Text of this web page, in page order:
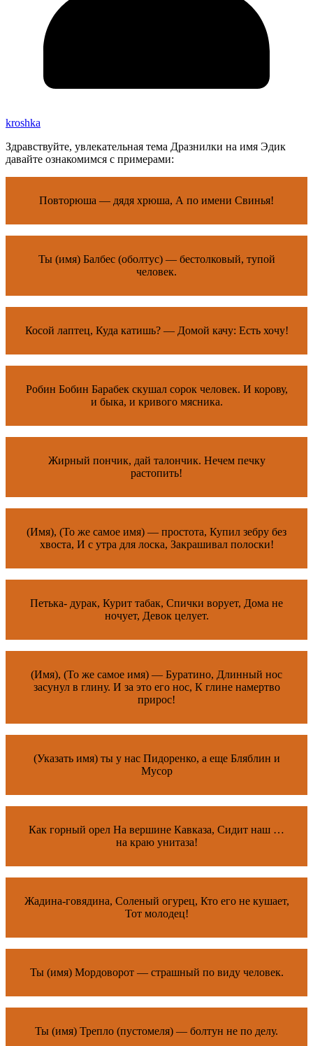
kroshka
Здравствуйте, увлекательная тема Дразнилки на имя Эдик
давайте ознакомимся с примерами:
Повторюша — дядя хрюша, А по имени Свинья!
Ты (имя) Балбес (оболтус) — бестолковый, тупой
человек.
Косой лаптец, Куда катишь? — Домой качу: Есть хочу!
Робин Бобин Барабек скушал сорок человек. И корову,
и быка, и кривого мясника.
Жирный пончик, дай талончик. Нечем печку
растопить!
(Имя), (То же самое имя) — простота, Купил зебру без
хвоста, И с утра для лоска, Закрашивал полоски!
Петька- дурак, Курит табак, Спички ворует, Дома не
ночует, Девок целует.
(Имя), (То же самое имя) — Буратино, Длинный нос
засунул в глину. И за это его нос, К глине намертво
прирос!
(Указать имя) ты у нас Пидоренко, а еще Бляблин и
Мусор
Как горный орел На вершине Кавказа, Сидит наш …
на краю унитаза!
Жадина-говядина, Соленый огурец, Кто его не кушает,
Тот молодец!
Ты (имя) Мордоворот — страшный по виду человек.
Ты (имя) Трепло (пустомеля) — болтун не по делу.